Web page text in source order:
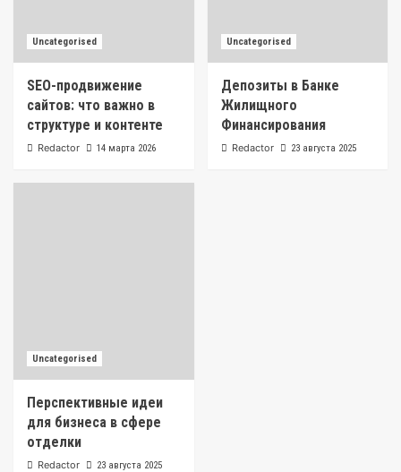
Uncategorised
SEO-продвижение
сайтов: что важно в
структуре и контенте
Redactor 14 марта 2026
Uncategorised
Депозиты в Банке
Жилищного
Финансирования
Redactor 23 августа 2025
Uncategorised
Перспективные идеи
для бизнеса в сфере
отделки
Redactor 23 августа 2025